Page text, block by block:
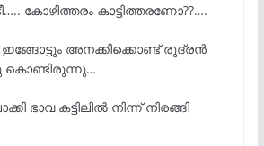
കോഴിത്തരം കാട്ടിത്തരണോ??….
അനക്കിക്കൊണ്ട് രുദ്രൻ
കൊണ്ടിരുന്നു…
ഭാവ കട്ടിലിൽ നിന്ന് നിരങ്ങി